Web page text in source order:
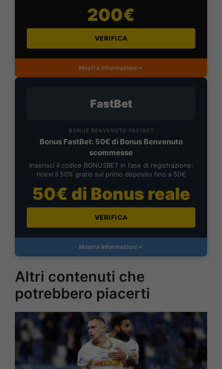
200€
VERIFICA
Mostra Informazioni
FastBet
BONUS BENVENUTO FASTBET
Bonus FastBet: 50€ di Bonus Benvenuto
scommesse
Inserisci il codice BONUSBET in fase di registrazione:
ricevi il 50% gratis sul primo deposito fino a 50€
50€ di Bonus reale
VERIFICA
Mostra Informazioni
Altri contenuti che
potrebbero piacerti